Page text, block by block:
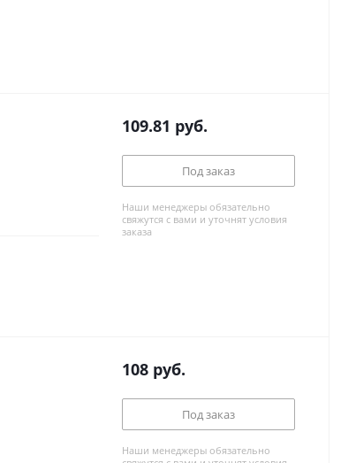
109.81 руб.
Под заказ
Наши менеджеры обязательно
свяжутся с вами и уточнят условия
заказа
108 руб.
Под заказ
Наши менеджеры обязательно